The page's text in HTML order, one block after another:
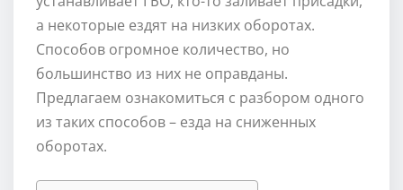
а некоторые ездят на низких оборотах.
Способов огромное количество, но
большинство из них не оправданы.
Предлагаем ознакомиться с разбором одного
из таких способов – езда на сниженных
оборотах.